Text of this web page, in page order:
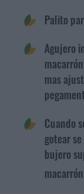
Palito
Agujero
mas
Cuando
gotear
bujero